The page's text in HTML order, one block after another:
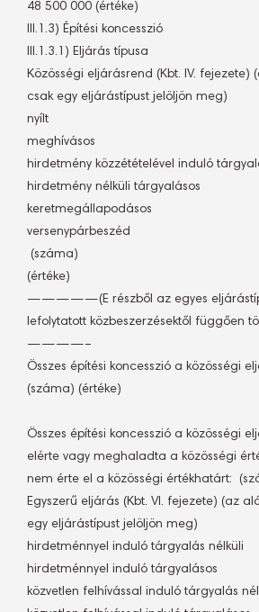
48 500 000 (értéke)
III.1.3) Építési koncesszió
III.1.3.1) Eljárás típusa
Közösségi eljárásrend (Kbt. IV. fejezete)
csak egy eljárástípust jelöljön meg)
nyílt
meghívásos
hirdetmény közzétételével induló
hirdetmény nélküli tárgyalásos
keretmegállapodásos
versenypárbeszéd
 (száma)
(értéke)
—————(E részből az egyes
lefolytatott közbeszerzésektől függően
————–
Összes építési koncesszió a közösségi
(száma) (értéke)
Összes építési koncesszió a közösségi
elérte vagy meghaladta a közösségi
nem érte el a közösségi értékhatárt: 
Egyszerű eljárás (Kbt. VI. fejezete) (az
egy eljárástípust jelöljön meg)
hirdetménnyel induló tárgyalás nélküli
hirdetménnyel induló tárgyalásos
közvetlen felhívással induló tárgyalás